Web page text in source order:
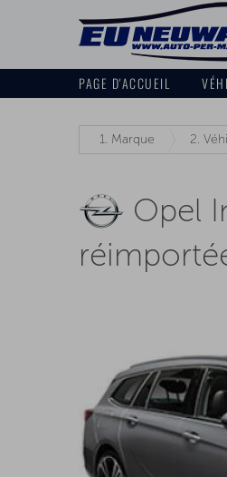
PAGE D'ACCUEIL
1. Marque 2.
Opel